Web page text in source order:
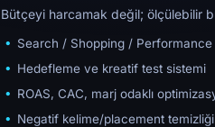
Bütçeyi harcamak değil; ölçülebilir
Search / Shopping /
Hedefleme ve kreatif test sistemi
ROAS, CAC, marj odaklı
Negatif kelime/placement temizliği